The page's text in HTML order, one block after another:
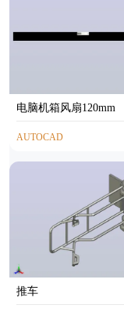
电脑机箱风扇120mm
AUTOCAD
推车